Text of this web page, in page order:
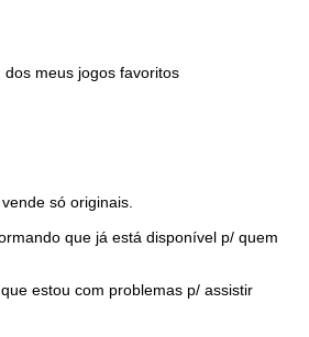
meus jogos favoritos
só originais.
que já está disponível p/ quem
estou com problemas p/ assistir